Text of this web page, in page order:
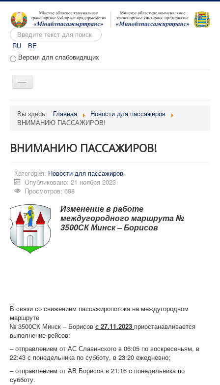
Искать...
RU
BE
Версия для слабовидящих
Включить/
О предприятии
Административные процедуры
Расписание движения
Портал перевозчиков
Контрольно-ревизорская служба
Карта сайта
Вы здесь: Главная
Новости для пассажиров
ВНИМАНИЮ ПАССАЖИРОВ!
ВНИМАНИЮ ПАССАЖИРОВ!
Категория: Новости для пассажиров
Опубликовано: 21 ноября 2023
Просмотров: 698
Изменение в работе
междугородного маршрута №
3500СК Минск – Борисов
В связи со снижением пассажиропотока на междугородном
маршруте
№ 3500СК Минск – Борисов с 27.11.2023 приостанавливается
выполнение рейсов:
– отправлением от АС Славинского в 06:05 по воскресеньям, в
22:43 с понедельника по субботу, в 23:20 ежедневно;
– отправлением от АВ Борисов в 21:16 с понедельника по
субботу.